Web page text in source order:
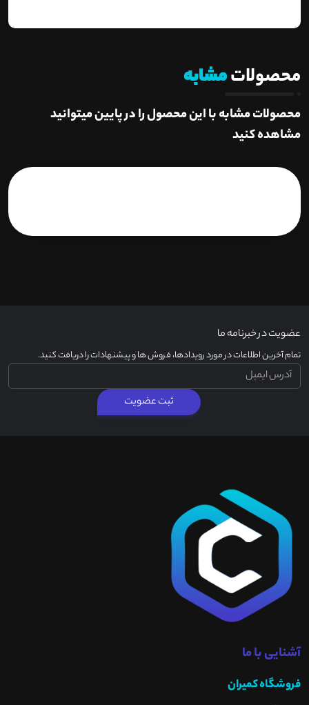
محصولاتمشابه
محصولات مشابه با این محصول را در پایین میتوانید
مشاهده کنید
عضویت در خبرنامه ما
تمام آخرین اطلاعات در مورد رویدادها، فروش ها و پیشنهادات را دریافت کنید.
ثبت عضویت
آشنایی با ما
فروشگاه کمیران